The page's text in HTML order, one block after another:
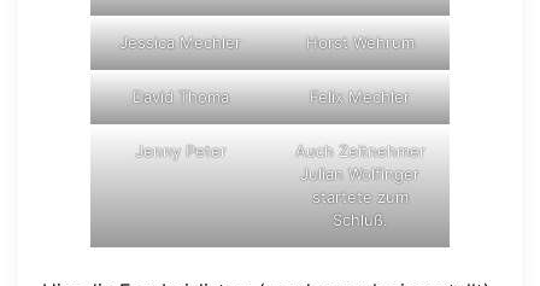
Jessica Mechler Horst Wehrum
David Thoma Felix Mechler
Jenny Peter
Auch Zeitnehmer
Julian Wolfinger
startete zum
Schluß.